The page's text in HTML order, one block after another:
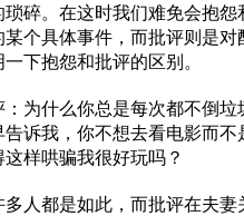
。在这时我们难免会抱怨
个具体事件，而批评则是
下抱怨和批评的区别。
什么你总是每次都不倒垃
诉我，你不想去看电影而
样哄骗我很好玩吗？
都是如此，而批评在夫妻